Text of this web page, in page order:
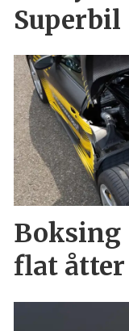
Superbil
Boksing
flat åtter